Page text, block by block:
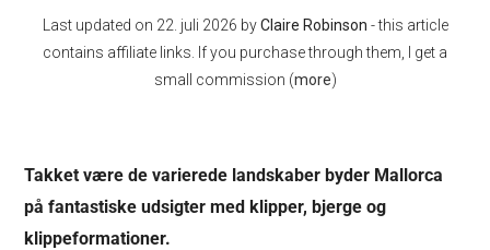
Last updated on 22. juli 2026 byClaire Robinson - this article
contains affiliate links. If you purchase through them, I get a
small commission (more)
Takket være de varierede landskaber byder Mallorca
på fantastiske udsigter med klipper, bjerge og
klippeformationer.